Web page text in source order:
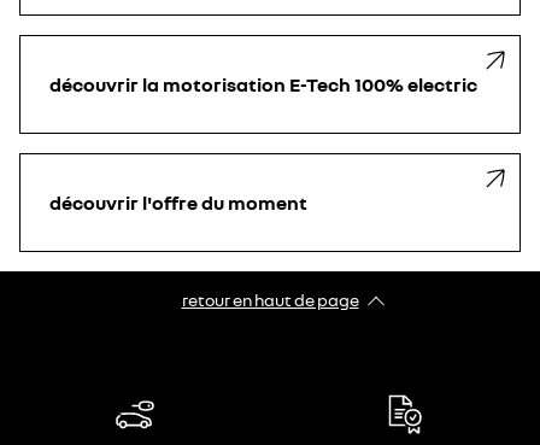
découvrir la motorisation E-Tech 100% electric
découvrir l'offre du moment
retour en haut de page​